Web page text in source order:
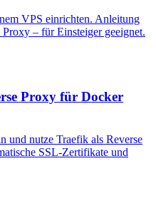
VPS einrichten. Anleitung
– für Einsteiger geeignet.
Proxy für Docker
und nutze Traefik als Reverse
SSL-Zertifikate und